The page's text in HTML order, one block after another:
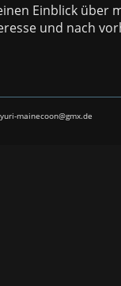
Einblick über
und nach
mainecoon@gmx.de